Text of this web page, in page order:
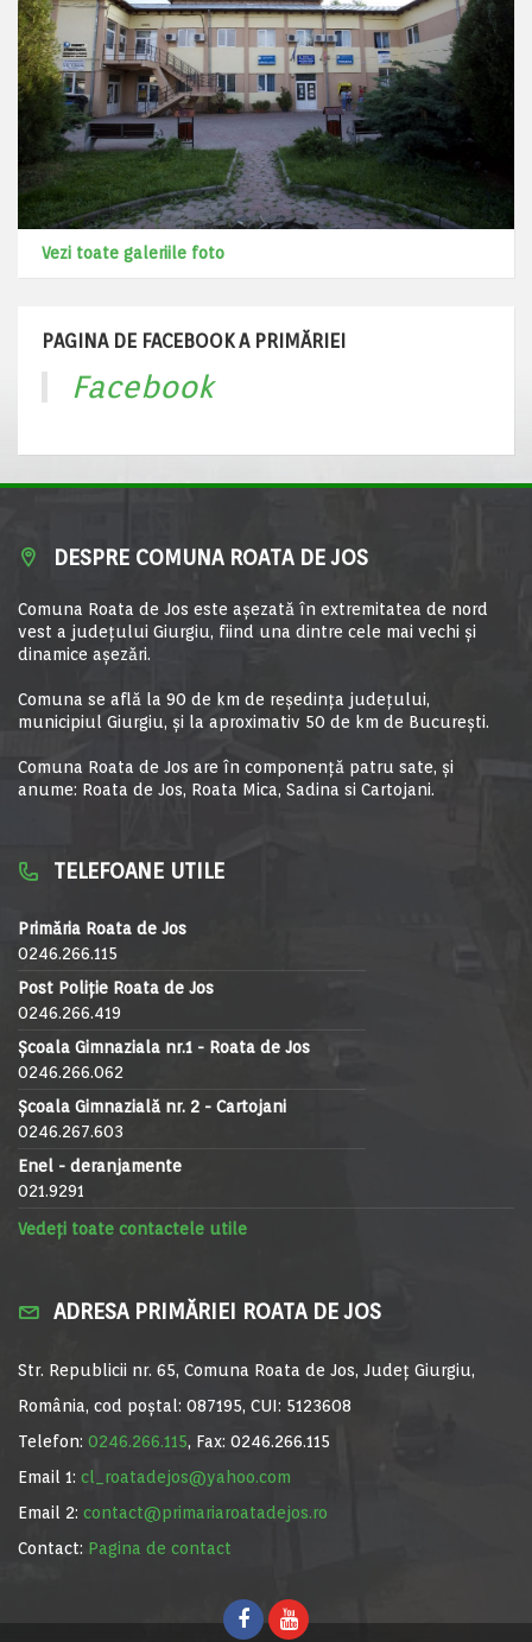
Vezi toate galeriile foto
PAGINA DE FACEBOOK A PRIMĂRIEI
Facebook
DESPRE COMUNA ROATA DE JOS
Comuna Roata de Jos este aşezată în extremitatea de nord
vest a judeţului Giurgiu, fiind una dintre cele mai vechi şi
dinamice aşezări.
Comuna se află la 90 de km de reşedinţa judeţului,
municipiul Giurgiu, şi la aproximativ 50 de km de Bucureşti.
Comuna Roata de Jos are în componență patru sate, și
anume: Roata de Jos, Roata Mica, Sadina si Cartojani.
TELEFOANE UTILE
Primăria Roata de Jos
0246.266.115
Post Poliție Roata de Jos
0246.266.419
Școala Gimnaziala nr.1 - Roata de Jos
0246.266.062
Școala Gimnazială nr. 2 - Cartojani
0246.267.603
Enel - deranjamente
021.9291
Vedeți toate contactele utile
ADRESA PRIMĂRIEI ROATA DE JOS
Str. Republicii nr. 65, Comuna Roata de Jos, Județ Giurgiu,
România, cod poștal: 087195, CUI: 5123608
Telefon: 0246.266.115, Fax: 0246.266.115
Email 1: cl_roatadejos@yahoo.com
Email 2: contact@primariaroatadejos.ro
Contact: Pagina de contact